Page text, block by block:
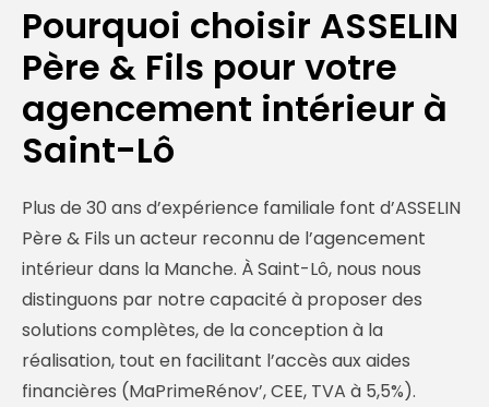
Pourquoi choisir ASSELIN
Père & Fils pour votre
agencement intérieur à
Saint-Lô
Plus de 30 ans d’expérience familiale font d’ASSELIN
Père & Fils un acteur reconnu de l’agencement
intérieur dans la Manche. À Saint-Lô, nous nous
distinguons par notre capacité à proposer des
solutions complètes, de la conception à la
réalisation, tout en facilitant l’accès aux aides
financières (MaPrimeRénov’, CEE, TVA à 5,5%).